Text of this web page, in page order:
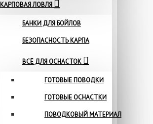
КАРПОВАЯ ЛОВЛЯ
БАНКИ ДЛЯ БОЙЛОВ
БЕЗОПАСНОСТЬ КАРПА
ВСЁ ДЛЯ ОСНАСТОК
ГОТОВЫЕ ПОВОДКИ
ГОТОВЫЕ ОСНАСТКИ
ПОВОДКОВЫЙ МАТЕРИАЛ